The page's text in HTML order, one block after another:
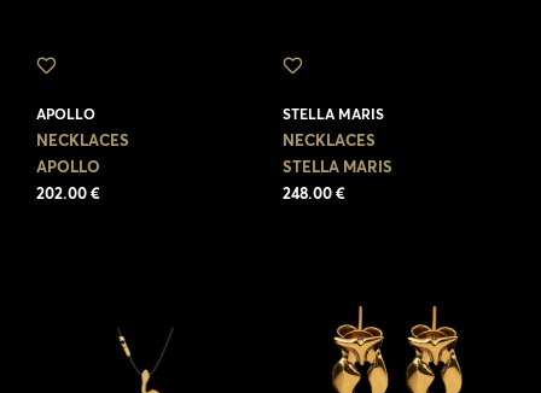
APOLLO
NECKLACES
APOLLO
202.00 €
STELLA MARIS
NECKLACES
STELLA MARIS
248.00 €